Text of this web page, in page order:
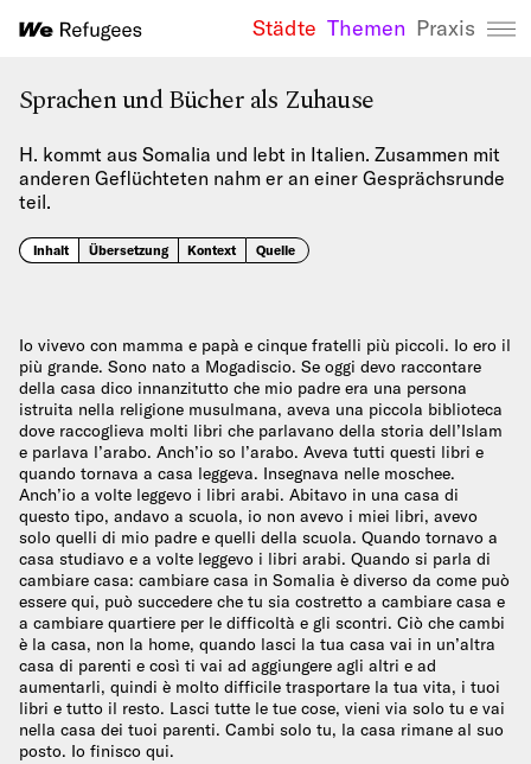
We Refugees
Städte Themen Praxis
Sprachen und Bücher als Zuhause
H. kommt aus Somalia und lebt in Italien. Zusammen mit
anderen Geflüchteten nahm er an einer Gesprächsrunde
teil.
Inhalt Übersetzung Kontext Quelle
Io vivevo con mamma e papà e cinque fratelli più piccoli. Io ero il
più grande. Sono nato a Mogadiscio. Se oggi devo raccontare
della casa dico innanzitutto che mio padre era una persona
istruita nella religione musulmana, aveva una piccola biblioteca
dove raccoglieva molti libri che parlavano della storia dell’Islam
e parlava l’arabo. Anch’io so l’arabo. Aveva tutti questi libri e
quando tornava a casa leggeva. Insegnava nelle moschee.
Anch’io a volte leggevo i libri arabi. Abitavo in una casa di
questo tipo, andavo a scuola, io non avevo i miei libri, avevo
solo quelli di mio padre e quelli della scuola. Quando tornavo a
casa studiavo e a volte leggevo i libri arabi. Quando si parla di
cambiare casa: cambiare casa in Somalia è diverso da come può
essere qui, può succedere che tu sia costretto a cambiare casa e
a cambiare quartiere per le difficoltà e gli scontri. Ciò che cambi
è la casa, non la home, quando lasci la tua casa vai in un’altra
casa di parenti e così ti vai ad aggiungere agli altri e ad
aumentarli, quindi è molto difficile trasportare la tua vita, i tuoi
libri e tutto il resto. Lasci tutte le tue cose, vieni via solo tu e vai
nella casa dei tuoi parenti. Cambi solo tu, la casa rimane al suo
posto. Io finisco qui.